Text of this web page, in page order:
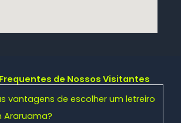
de Nossos Visitantes
vantagens de escolher um letreiro
Araruama?